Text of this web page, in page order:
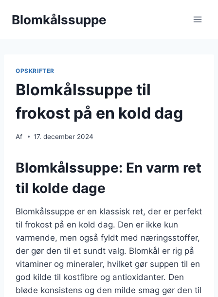
Blomkålssuppe
OPSKRIFTER
Blomkålssuppe til
frokost på en kold dag
Af 17. december 2024
Blomkålssuppe: En varm ret
til kolde dage
Blomkålssuppe er en klassisk ret, der er perfekt
til frokost på en kold dag. Den er ikke kun
varmende, men også fyldt med næringsstoffer,
der gør den til et sundt valg. Blomkål er rig på
vitaminer og mineraler, hvilket gør suppen til en
god kilde til kostfibre og antioxidanter. Den
bløde konsistens og den milde smag gør den til